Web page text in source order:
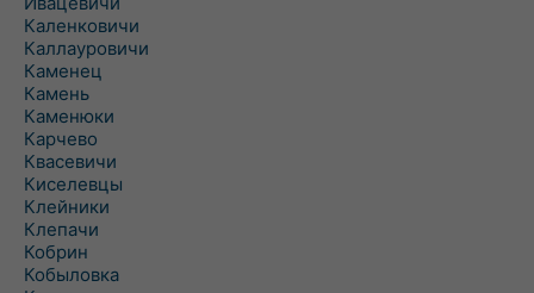
Каленковичи
Каллауровичи
Каменец
Камень
Каменюки
Карчево
Квасевичи
Киселевцы
Клейники
Клепачи
Кобрин
Кобыловка